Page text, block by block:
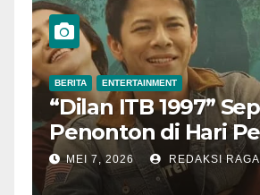
BERITA ENTERTAINMENT
“Dilan ITB 1997”
Penonton di Hari
Pengamat Nilai
Kurang Kuat
MEI 7, 2026 REDAKSI